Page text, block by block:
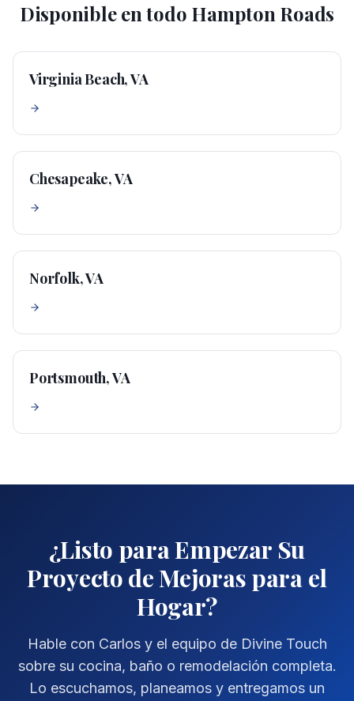
Disponible en todo Hampton Roads
Virginia Beach, VA
Chesapeake, VA
Norfolk, VA
Portsmouth, VA
¿Listo para Empezar Su
Proyecto de Mejoras para el
Hogar?
Hable con Carlos y el equipo de Divine Touch
sobre su cocina, baño o remodelación completa.
Lo escuchamos, planeamos y entregamos un